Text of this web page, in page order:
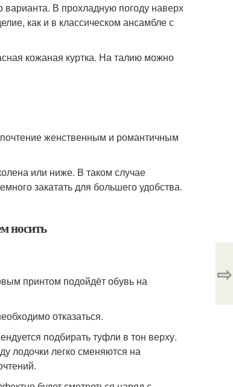
В прохладную погоду наверх
как и в классическом ансамбле с
кожаная куртка. На талию можно
женственным и романтичным
или ниже. В таком случае
закатать для большего удобства.
принтом подойдёт обувь на
отказаться.
подбирать туфли в тон верху.
лодочки легко сменяются на
⇨